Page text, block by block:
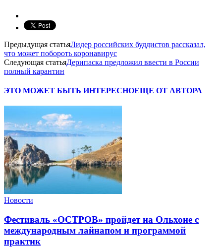
Предыдущая статьяЛидер российских буддистов рассказал,
что может побороть коронавирус
Следующая статьяДерипаска предложил ввести в России
полный карантин
ЭТО МОЖЕТ БЫТЬ ИНТЕРЕСНОЕЩЕ ОТ АВТОРА
Новости
Фестиваль «ОСТРОВ» пройдет на Ольхоне с
международным лайнапом и программой
практик